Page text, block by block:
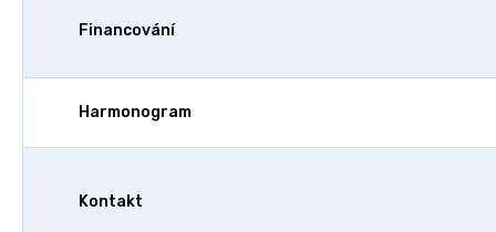
Financování
Harmonogram
Kontakt